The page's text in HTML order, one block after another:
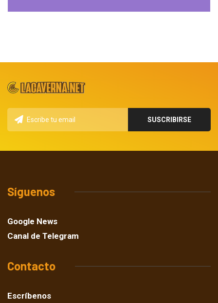
Síguenos
Google News
Canal de Telegram
Contacto
Escríbenos